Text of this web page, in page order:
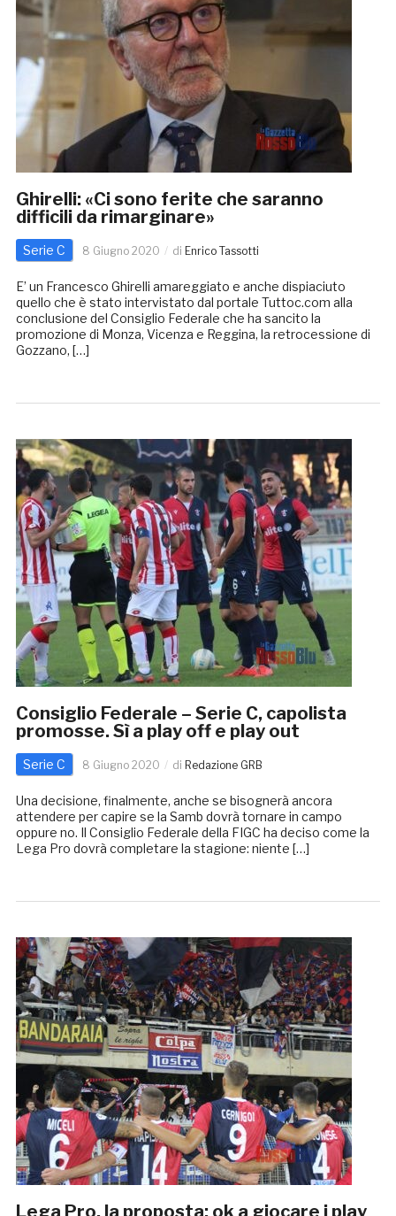
Ghirelli: «Ci sono ferite che saranno
difficili da rimarginare»
Serie C 8 Giugno 2020 di Enrico Tassotti
E’ un Francesco Ghirelli amareggiato e anche dispiaciuto
quello che è stato intervistato dal portale Tuttoc.com alla
conclusione del Consiglio Federale che ha sancito la
promozione di Monza, Vicenza e Reggina, la retrocessione di
Gozzano, […]
Consiglio Federale – Serie C, capolista
promosse. Sì a play off e play out
Serie C 8 Giugno 2020 di Redazione GRB
Una decisione, finalmente, anche se bisognerà ancora
attendere per capire se la Samb dovrà tornare in campo
oppure no. Il Consiglio Federale della FIGC ha deciso come la
Lega Pro dovrà completare la stagione: niente […]